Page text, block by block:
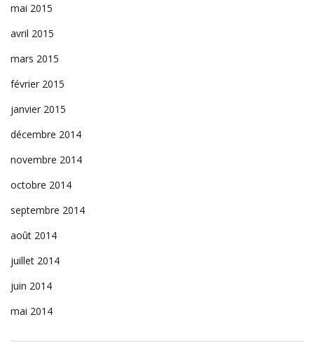
mai 2015
avril 2015
mars 2015
février 2015
janvier 2015
décembre 2014
novembre 2014
octobre 2014
septembre 2014
août 2014
juillet 2014
juin 2014
mai 2014